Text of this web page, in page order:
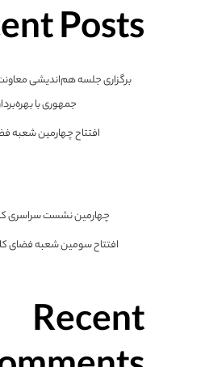
Posts
برگزاری جلسه هم‌اندیشی
جمهوری با
افتتاح چهارمین شعبه
چهارمین نشست سراسری
افتتاح سومین شعبه فضای کار
Recent